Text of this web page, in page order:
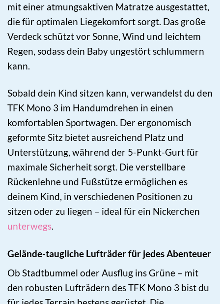
mit einer atmungsaktiven Matratze ausgestattet,
die für optimalen Liegekomfort sorgt. Das große
Verdeck schützt vor Sonne, Wind und leichtem
Regen, sodass dein Baby ungestört schlummern
kann.
Sobald dein Kind sitzen kann, verwandelst du den
TFK Mono 3 im Handumdrehen in einen
komfortablen Sportwagen. Der ergonomisch
geformte Sitz bietet ausreichend Platz und
Unterstützung, während der 5-Punkt-Gurt für
maximale Sicherheit sorgt. Die verstellbare
Rückenlehne und Fußstütze ermöglichen es
deinem Kind, in verschiedenen Positionen zu
sitzen oder zu liegen – ideal für ein Nickerchen
unterwegs.
Gelände-taugliche Lufträder für jedes Abenteuer
Ob Stadtbummel oder Ausflug ins Grüne – mit
den robusten Lufträdern des TFK Mono 3 bist du